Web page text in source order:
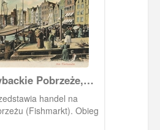
Pobrzeże,
handel na
(Fishmarkt). Obieg